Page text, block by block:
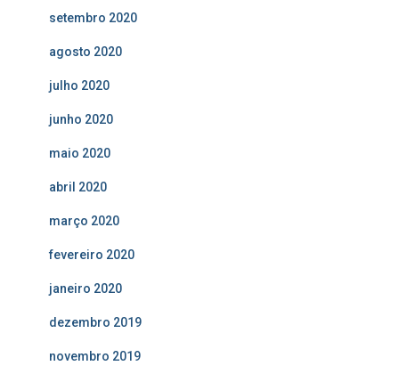
setembro 2020
agosto 2020
julho 2020
junho 2020
maio 2020
abril 2020
março 2020
fevereiro 2020
janeiro 2020
dezembro 2019
novembro 2019